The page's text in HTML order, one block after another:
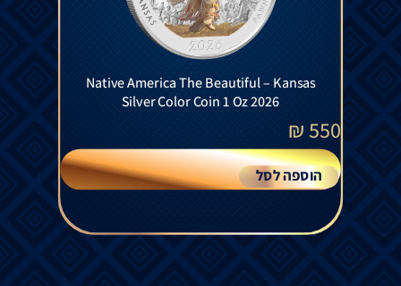
Native America The Beautiful – Kansas
Silver Color Coin 1 Oz 2026
550
₪
הוספה לסל